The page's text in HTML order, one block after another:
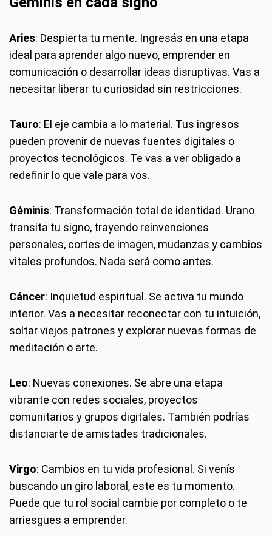
Aries: Despierta tu mente. Ingresás en una etapa
ideal para aprender algo nuevo, emprender en
comunicación o desarrollar ideas disruptivas. Vas a
necesitar liberar tu curiosidad sin restricciones.
Tauro: El eje cambia a lo material. Tus ingresos
pueden provenir de nuevas fuentes digitales o
proyectos tecnológicos. Te vas a ver obligado a
redefinir lo que vale para vos.
Géminis: Transformación total de identidad. Urano
transita tu signo, trayendo reinvenciones
personales, cortes de imagen, mudanzas y cambios
vitales profundos. Nada será como antes.
Cáncer: Inquietud espiritual. Se activa tu mundo
interior. Vas a necesitar reconectar con tu intuición,
soltar viejos patrones y explorar nuevas formas de
meditación o arte.
Leo: Nuevas conexiones. Se abre una etapa
vibrante con redes sociales, proyectos
comunitarios y grupos digitales. También podrías
distanciarte de amistades tradicionales.
Virgo: Cambios en tu vida profesional. Si venís
buscando un giro laboral, este es tu momento.
Puede que tu rol social cambie por completo o te
arriesgues a emprender.